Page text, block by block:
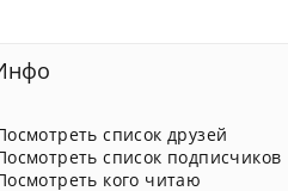
список друзей
список подписчиков
кого читаю